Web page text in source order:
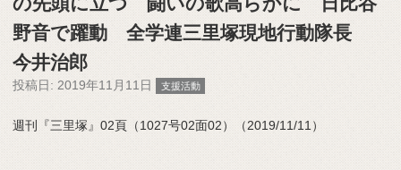
野音で躍動 全学連三里塚現地行動隊長
今井治郎
投稿日: 2019年11月11日 支援活動
週刊『三里塚』02頁（1027号02面02）（2019/11/11）